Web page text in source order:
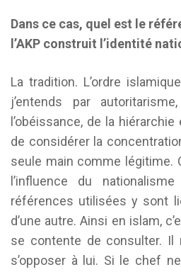
Dans ce cas, quel est le
l’AKP construit l’identité
La tradition. L’ordre
j’entends par
l’obéissance, de la
de considérer la
seule main comme légitime.
l’influence du
références utilisées y sont
d’une autre. Ainsi en islam,
se contente de consulter. Il
s’opposer à lui. Si le chef